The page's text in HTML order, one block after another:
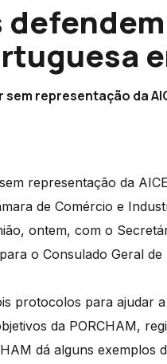
representação da
representação da
de Comércio e
ontem, com o
o Consulado Geral de
protocolos para ajudar
da PORCHAM,
dá alguns